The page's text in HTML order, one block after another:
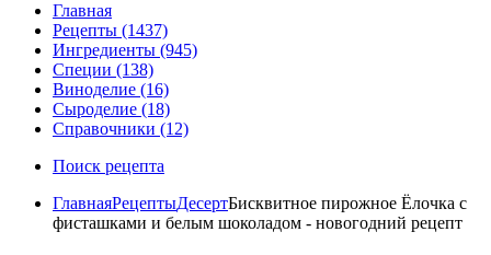
Главная
Рецепты (1437)
Ингредиенты (945)
Специи (138)
Виноделие (16)
Сыроделие (18)
Справочники (12)
Поиск рецепта
ГлавнаяРецептыДесертБисквитное пирожное Ёлочка с
фисташками и белым шоколадом - новогодний рецепт